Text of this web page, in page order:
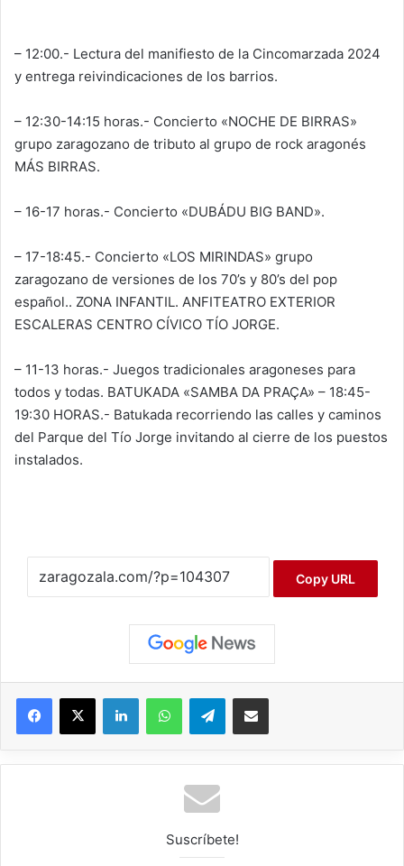
– 12:00.- Lectura del manifiesto de la Cincomarzada 2024
y entrega reivindicaciones de los barrios.
– 12:30-14:15 horas.- Concierto «NOCHE DE BIRRAS»
grupo zaragozano de tributo al grupo de rock aragonés
MÁS BIRRAS.
– 16-17 horas.- Concierto «DUBÁDU BIG BAND».
– 17-18:45.- Concierto «LOS MIRINDAS» grupo
zaragozano de versiones de los 70’s y 80’s del pop
español.. ZONA INFANTIL. ANFITEATRO EXTERIOR
ESCALERAS CENTRO CÍVICO TÍO JORGE.
– 11-13 horas.- Juegos tradicionales aragoneses para
todos y todas. BATUKADA «SAMBA DA PRAÇA» – 18:45-
19:30 HORAS.- Batukada recorriendo las calles y caminos
del Parque del Tío Jorge invitando al cierre de los puestos
instalados.
Copy URL
Telegram
Suscríbete!